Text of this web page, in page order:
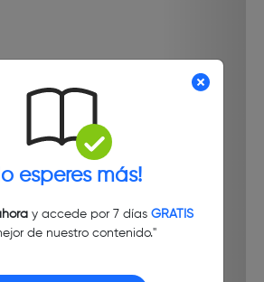
esperes más!
y accede por 7 días GRATIS
de nuestro contenido."